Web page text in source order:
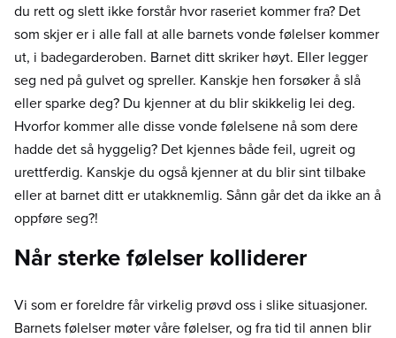
du rett og slett ikke forstår hvor raseriet kommer fra? Det
som skjer er i alle fall at alle barnets vonde følelser kommer
ut, i badegarderoben. Barnet ditt skriker høyt. Eller legger
seg ned på gulvet og spreller. Kanskje hen forsøker å slå
eller sparke deg? Du kjenner at du blir skikkelig lei deg.
Hvorfor kommer alle disse vonde følelsene nå som dere
hadde det så hyggelig? Det kjennes både feil, ugreit og
urettferdig. Kanskje du også kjenner at du blir sint tilbake
eller at barnet ditt er utakknemlig. Sånn går det da ikke an å
oppføre seg?!
Når sterke følelser kolliderer
Vi som er foreldre får virkelig prøvd oss i slike situasjoner.
Barnets følelser møter våre følelser, og fra tid til annen blir